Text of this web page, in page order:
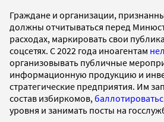
Граждане и организации,
должны отчитываться перед
расходах, маркировать свои
соцсетях. С 2022 года иноагентам
организовывать публичные
информационную продукцию и
стратегические предприятия. Им
состав избиркомов,
уровня и занимать посты на